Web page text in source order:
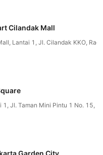
Cilandak Mall
Lantai 1, Jl. Cilandak KKO,
1, Jl. Taman Mini Pintu 1 No. 15,
Garden City